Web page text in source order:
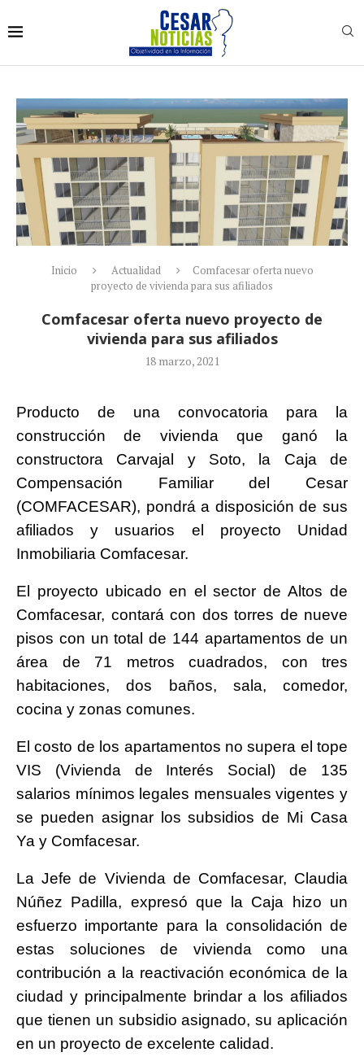
Inicio Actualidad
Comfacesar oferta nuevo
proyecto de vivienda para sus afiliados
Comfacesar oferta nuevo proyecto de
vivienda para sus afiliados
18 marzo, 2021
Producto de una convocatoria para la
construcción de vivienda que ganó la
constructora Carvajal y Soto, la Caja de
Compensación Familiar del Cesar
(COMFACESAR), pondrá a disposición de sus
afiliados y usuarios el proyecto Unidad
Inmobiliaria Comfacesar.
El proyecto ubicado en el sector de Altos de
Comfacesar, contará con dos torres de nueve
pisos con un total de 144 apartamentos de un
área de 71 metros cuadrados, con tres
habitaciones, dos baños, sala, comedor,
cocina y zonas comunes.
El costo de los apartamentos no supera el tope
VIS (Vivienda de Interés Social) de 135
salarios mínimos legales mensuales vigentes y
se pueden asignar los subsidios de Mi Casa
Ya y Comfacesar.
La Jefe de Vivienda de Comfacesar, Claudia
Núñez Padilla, expresó que la Caja hizo un
esfuerzo importante para la consolidación de
estas soluciones de vivienda como una
contribución a la reactivación económica de la
ciudad y principalmente brindar a los afiliados
que tienen un subsidio asignado, su aplicación
en un proyecto de excelente calidad.